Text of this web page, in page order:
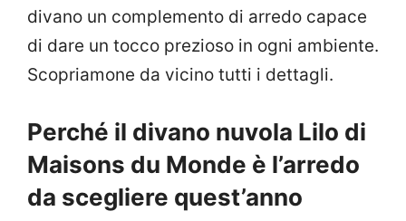
divano un complemento di arredo capace
di dare un tocco prezioso in ogni ambiente.
Scopriamone da vicino tutti i dettagli.
Perché il divano nuvola Lilo di
Maisons du Monde è l’arredo
da scegliere quest’anno